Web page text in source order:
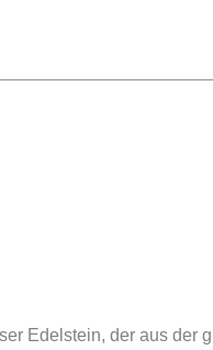
Edelstein, der aus der